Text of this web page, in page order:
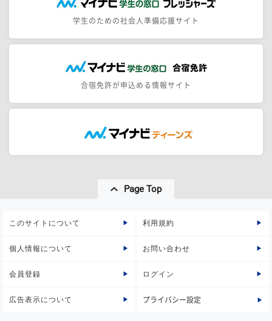
学生のための社会人準備応援サイト
合宿免許が申込める情報サイト
Page Top
このサイトについて 利用規約
個人情報について お問い合わせ
会員登録 ログイン
広告表示について プライバシー設定